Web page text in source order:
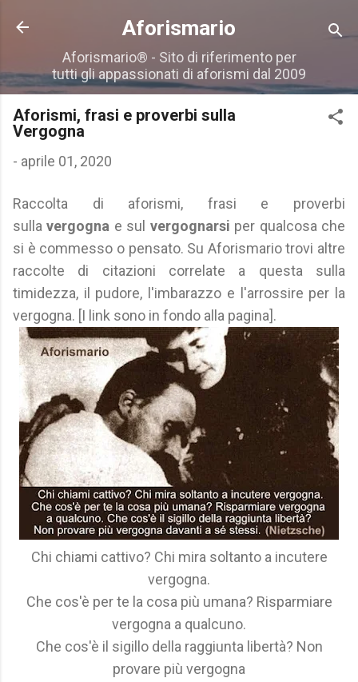
Passa ai contenuti principali
Aforismario
Aforismario® - Sito di riferimento per
tutti gli appassionati di aforismi dal 2009
Aforismi, frasi e proverbi sulla
Vergogna
- aprile 01, 2020
Raccolta di aforismi, frasi e proverbi
sullavergogna e sul vergognarsi per qualcosa che
si è commesso o pensato. Su Aforismario trovi altre
raccolte di citazioni correlate a questa sulla
timidezza, il pudore, l'imbarazzo e l'arrossire per la
vergogna. [I link sono in fondo alla pagina].
Chi chiami cattivo? Chi mira soltanto a incutere
vergogna.
Che cos'è per te la cosa più umana? Risparmiare
vergogna a qualcuno.
Che cos'è il sigillo della raggiunta libertà? Non
provare più vergogna